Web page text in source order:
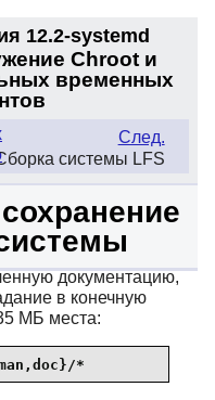
12.2-systemd
Chroot и
временных
След.
системы LFS
документацию,
в конечную
МБ места:
*